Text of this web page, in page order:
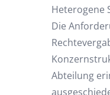
Heterogene
Die
Abteilung